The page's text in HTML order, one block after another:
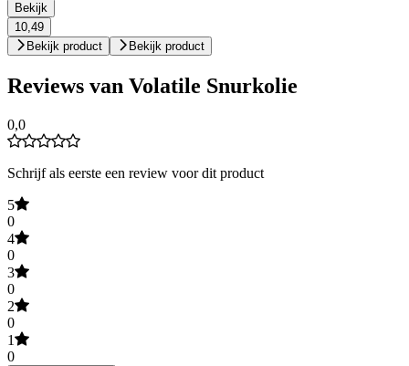
Bekijk
10,49
Bekijk product
Bekijk product
Reviews van Volatile Snurkolie
0,0
Schrijf als eerste een review voor dit product
5
0
4
0
3
0
2
0
1
0